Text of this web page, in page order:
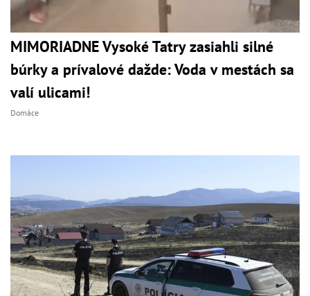
MIMORIADNE Vysoké Tatry zasiahli silné
búrky a prívalové dažde: Voda v mestách sa
valí ulicami!
Domáce